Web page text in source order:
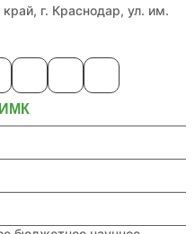
г. Краснодар, ул. им.